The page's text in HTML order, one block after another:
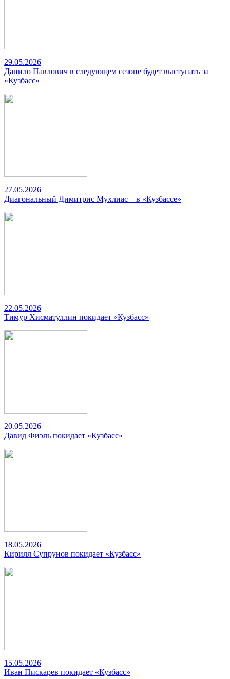
29.05.2026
Данило Павлович в следующем сезоне будет выступать за
«Кузбасс»
27.05.2026
Диагональный Димитрис Мухлиас – в «Кузбассе»
22.05.2026
Тимур Хисматуллин покидает «Кузбасс»
20.05.2026
Давид Фиэль покидает «Кузбасс»
18.05.2026
Кирилл Супрунов покидает «Кузбасс»
15.05.2026
Иван Пискарев покидает «Кузбасс»